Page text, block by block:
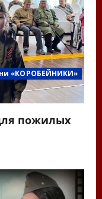
«КОРОБЕЙНИКИ»
пожилых